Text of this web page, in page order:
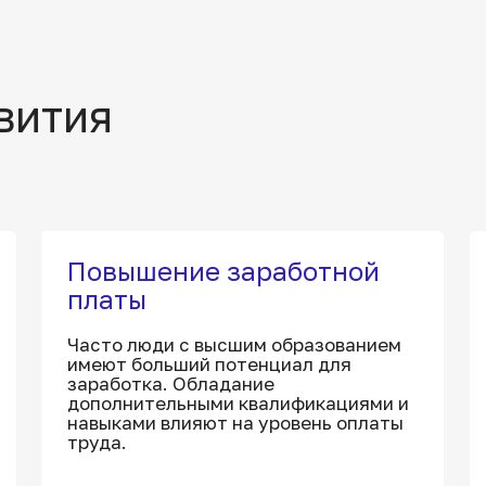
Повышение заработной
платы
Часто люди с высшим образованием
имеют больший потенциал для
заработка. Обладание
дополнительными квалификациями и
навыками влияют на уровень оплаты
труда.